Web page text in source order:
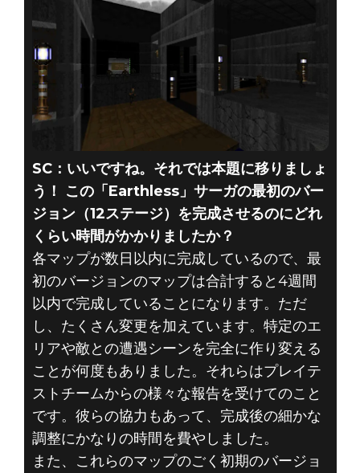
SC：いいですね。それでは本題に移りましょ
う！ この「Earthless」サーガの最初のバー
ジョン（12ステージ）を完成させるのにどれ
くらい時間がかかりましたか？
各マップが数日以内に完成しているので、最
初のバージョンのマップは合計すると4週間
以内で完成していることになります。ただ
し、たくさん変更を加えています。特定のエ
リアや敵との遭遇シーンを完全に作り変える
ことが何度もありました。それらはプレイテ
ストチームからの様々な報告を受けてのこと
です。彼らの協力もあって、完成後の細かな
調整にかなりの時間を費やしました。
また、これらのマップのごく初期のバージョ